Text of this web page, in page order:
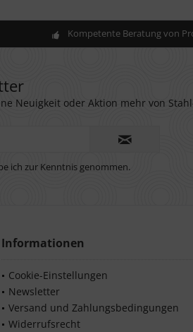
Kompetente Beratung von
Neuigkeit oder Aktion mehr von
ich zur Kenntnis genommen.
Informationen
Cookie-Einstellungen
Newsletter
Versand und Zahlungsbedingungen
Widerrufsrecht